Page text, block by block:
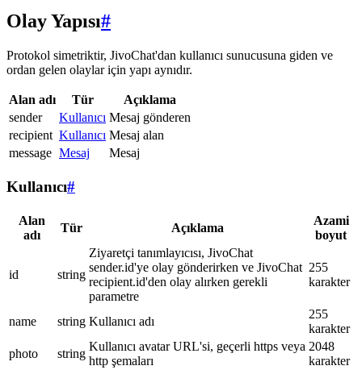
Olay Yapısı#
Protokol simetriktir, JivoChat'dan kullanıcı sunucusuna giden ve
ordan gelen olaylar için yapı aynıdır.
Alan adı Tür
Açıklama
sender
Kullanıcı Mesaj gönderen
recipient Kullanıcı Mesaj alan
message Mesaj Mesaj
Kullanıcı#
Alan
adı
Tür Açıklama
Azami
boyut
id string
Ziyaretçi tanımlayıcısı, JivoChat
sender.id'ye olay gönderirken ve JivoChat
recipient.id'den olay alırken gerekli
parametre
255
karakter
name string Kullanıcı adı
255
karakter
photo
string
Kullanıcı avatar URL'si, geçerli https veya
http şemaları
2048
karakter